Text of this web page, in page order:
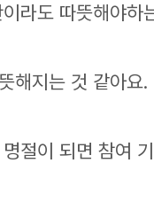
라도 따뜻해야하
해지는 것 같아요
절이 되면 참여